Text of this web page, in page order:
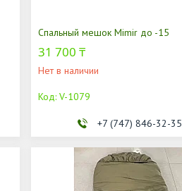
Спальный мешок Mimir до -15
31 700 ₸
Нет в наличии
V-1079
+7 (747) 846-32-35